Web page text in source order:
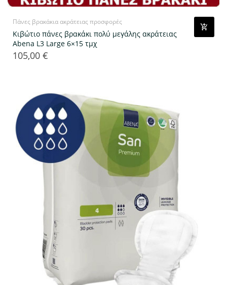
Πάνες βρακάκια ακράτειας προσφορές
Κιβώτιο πάνες βρακάκι πολύ μεγάλης ακράτειας
Abena L3 Large 6×15 τμχ
Τιμή
105,00 €